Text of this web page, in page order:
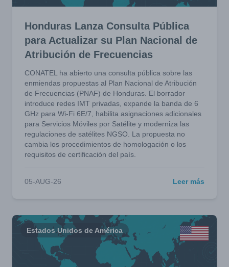
Honduras Lanza Consulta Pública
para Actualizar su Plan Nacional de
Atribución de Frecuencias
CONATEL ha abierto una consulta pública sobre las
enmiendas propuestas al Plan Nacional de Atribución
de Frecuencias (PNAF) de Honduras. El borrador
introduce redes IMT privadas, expande la banda de 6
GHz para Wi-Fi 6E/7, habilita asignaciones adicionales
para Servicios Móviles por Satélite y moderniza las
regulaciones de satélites NGSO. La propuesta no
cambia los procedimientos de homologación o los
requisitos de certificación del país.
05-AUG-26 Leer más
Estados Unidos de América